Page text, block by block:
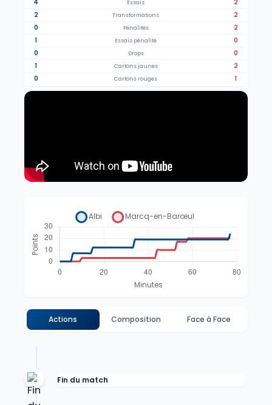
4
Essais
2
2
Transformations
2
0
Pénalités
2
1
Essais pénalité
0
0
Drops
0
1
Cartons jaunes
2
0
Cartons rouges 1
Actions Composition Face à Face
Fin du match